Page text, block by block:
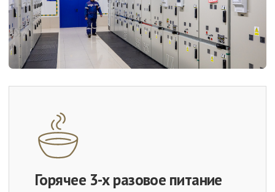
Умение читать однолинейные и
принципиальные схемы.